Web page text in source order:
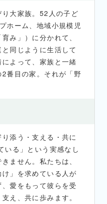
り大家族。52人の子ど
ホーム、地域小規模児
み」）に分かれて、
同じように生活して
よって、家族と一緒
番目の家。それが「野
り添う・支える・共に
いる」という実感なし
ません。私たちは、
」を求めている人が
愛をもって彼らを受
え、共に歩みます。